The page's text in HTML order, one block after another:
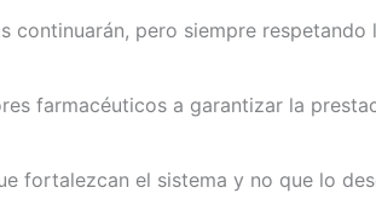
continuarán, pero siempre
farmacéuticos a garantizar la
fortalezcan el sistema y no que lo